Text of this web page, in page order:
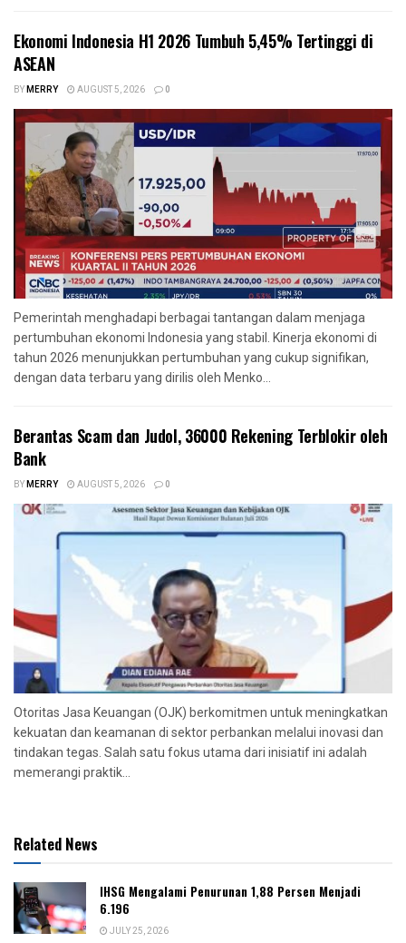
Ekonomi Indonesia H1 2026 Tumbuh 5,45% Tertinggi di
ASEAN
BYMERRY AUGUST 5, 2026 0
Pemerintah menghadapi berbagai tantangan dalam menjaga
pertumbuhan ekonomi Indonesia yang stabil. Kinerja ekonomi di
tahun 2026 menunjukkan pertumbuhan yang cukup signifikan,
dengan data terbaru yang dirilis oleh Menko...
Berantas Scam dan Judol, 36000 Rekening Terblokir oleh
Bank
BYMERRY AUGUST 5, 2026 0
Otoritas Jasa Keuangan (OJK) berkomitmen untuk meningkatkan
kekuatan dan keamanan di sektor perbankan melalui inovasi dan
tindakan tegas. Salah satu fokus utama dari inisiatif ini adalah
memerangi praktik...
Related News
IHSG Mengalami Penurunan 1,88 Persen Menjadi
6.196
JULY 25, 2026